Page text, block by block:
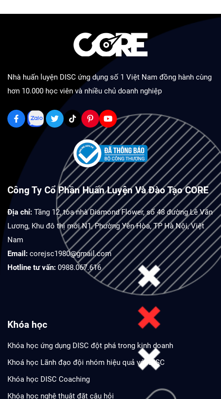
Nhà huấn luyện DISC ứng dụng số 1 Việt Nam đồng hành cùng
hơn 10.000 học viên và nhiều chủ doanh nghiệp
Công Ty Cổ Phần Huấn Luyện Và Đào Tạo CORE
Địa chỉ: Tầng 12, tòa nhà Diamond Flower, số 48 đường Lê Văn
Lương, Khu đô thị mới N1, Phường Yên Hòa, TP Hà Nội, Việt
Nam
Email: corejsc1980@gmail.com
Hotline tư vấn: 0988.067.616
Khóa học
Khóa học ứng dụng DISC đột phá trong kinh doanh
Khoá học Lãnh đạo đội nhóm hiệu quả với DISC
Khóa học DISC Coaching
Khóa học nghệ thuật đặt câu hỏi